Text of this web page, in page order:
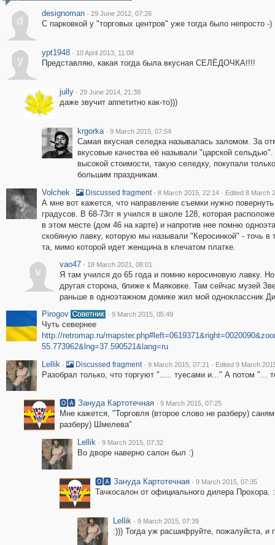
d
designoman · 29 June 2012, 07:26
C парковкой у "торговых центров" уже тогда было непросто -)
y
ypt1948 · 10 April 2013, 11:08
Представляю, какая тогда была вкусная СЕЛЁДОЧКА!!!!
jully · 29 June 2014, 21:38
даже звучит аппетитно как-то)))
krgorka · 9 March 2015, 07:54
Самая вкусная селедка называлась заломом. За
вкусовые качества её называли "царской сельдью".
высокой стоимости, такую селедку, покупали
большим праздникам.
Volchek · Discussed fragment · 8 March 2015, 22:14 · Edited 8 March
А мне вот кажется, что направление съемки нужно
градусов. В 68-73гг я учился в школе 128, которая
в этом месте (дом 46 на карте) и напротив нее помню
скобяную лавку, которую мы называли "Керосинкой" - точь в
та, мимо которой идет женщина в клечатом платке.
v
vao47 · 18 March 2021, 08:01
Я там учился до 65 года и помню керосиновую лавку. Но
другая сторона, ближе к Маяковке. Там сейчас музей
раньше в одноэтажном домике жил мой одноклассник
Pirogov
· 9 March 2015, 05:49
Чуть севернее
http://retromap.ru/
55.773962&lng=37.590521&lang=ru
Lellik · Discussed fragment · 9 March 2015, 07:21 · Edited 9 March
Разобрал только, что торгуют "..... туесами и..." А потом "...
🅾🅰 Зануда Картотечная · 9 March 2015, 07:25
Мне кажется, "Торговля (второе слово не разберу)
разберу) Шмелева"
Lellik · 9 March 2015, 07:32
Во дворе наверно салон был :)
🅾🅰 Зануда Картотечная · 9 March 2015, 07:35
Тачкосалон от официального дилера
Lellik · 9 March 2015, 07:39
:))) Тогда уж расшифруйте, пожалуйста, и